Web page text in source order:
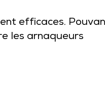
efficaces.
les arnaqueurs